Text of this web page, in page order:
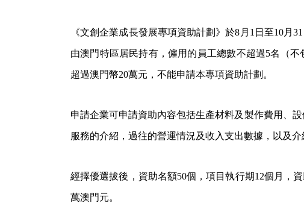
《文創企業成長發展專項資助計劃》於8月1日至10
由澳門特區居民持有，僱用的員工總數不超過5名（
超過澳門幣20萬元，不能申請本專項資助計劃。
申請企業可申請資助內容包括生產材料及製作費用、
服務的介紹，過往的營運情況及收入支出數據，以及
經擇優選拔後，資助名額50個，項目執行期12個月，
萬澳門元。